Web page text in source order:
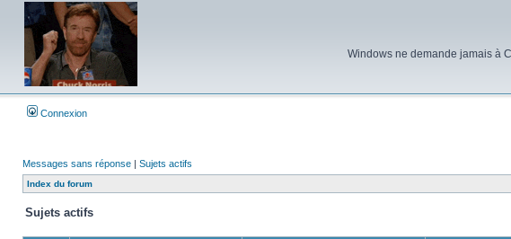
Windows ne demande jamais à
Connexion
Messages sans réponse | Sujets actifs
Index du forum
Sujets actifs